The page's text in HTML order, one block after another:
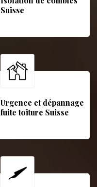
Suisse
Urgence et dépannage
fuite toiture Suisse